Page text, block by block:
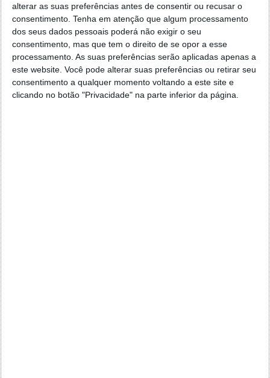
alterar as suas preferências antes de consentir ou recusar o
consentimento. Tenha em atenção que algum processamento
dos seus dados pessoais poderá não exigir o seu
consentimento, mas que tem o direito de se opor a esse
processamento. As suas preferências serão aplicadas apenas a
este website. Você pode alterar suas preferências ou retirar seu
consentimento a qualquer momento voltando a este site e
clicando no botão "Privacidade" na parte inferior da página.
O número de utilizadores tem crescido de forma
exponencial nos últimos anos, o que mostra bem a
vitalidade do WhatsApp e a adesão dos utilizadores a
esta forma de trocar mensagens, vídeos, imagens e
áudio. Segundo dados oficiais, o WhatsApp atingiu
anteriormente, em 2016, a meta dos mil milhões de
utilizadores, sendo depois em 2018 atingido os 1,5